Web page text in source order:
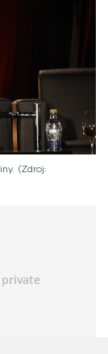
Zdroj: